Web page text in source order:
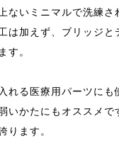
ないミニマルで洗練
は加えず、ブリッジ
す。
れる医療用パーツに
いかたにもオススメ
ります。